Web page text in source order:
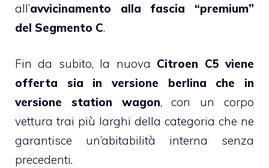
all’avvicinamento alla fascia “premium”
del Segmento C.
Fin da subito, la nuova Citroen C5 viene
offerta sia in versione berlina che in
versione station wagon, con un corpo
vettura trai più larghi della categoria che ne
garantisce un’abitabilità interna senza
precedenti.